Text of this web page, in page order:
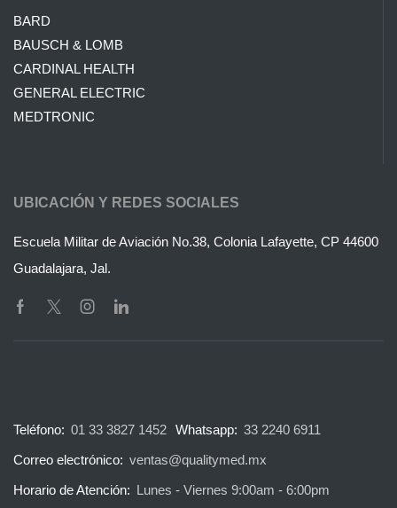
BARD
BAUSCH & LOMB
CARDINAL HEALTH
GENERAL ELECTRIC
MEDTRONIC
UBICACIÓN Y REDES SOCIALES
Escuela Militar de Aviación No.38, Colonia Lafayette, CP 44600
Guadalajara, Jal.
Teléfono: 01 33 3827 1452 Whatsapp: 33 2240 6911
Correo electrónico: ventas@qualitymed.mx
Horario de Atención: Lunes - Viernes 9:00am - 6:00pm